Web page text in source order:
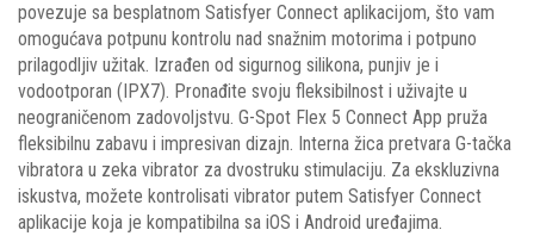
povezuje sa besplatnom Satisfyer Connect aplikacijom, što vam
omogućava potpunu kontrolu nad snažnim motorima i potpuno
prilagodljiv užitak. Izrađen od sigurnog silikona, punjiv je i
vodootporan (IPX7). Pronađite svoju fleksibilnost i uživajte u
neograničenom zadovoljstvu. G-Spot Flex 5 Connect App pruža
fleksibilnu zabavu i impresivan dizajn. Interna žica pretvara G-tačka
vibratora u zeka vibrator za dvostruku stimulaciju. Za ekskluzivna
iskustva, možete kontrolisati vibrator putem Satisfyer Connect
aplikacije koja je kompatibilna sa iOS i Android uređajima.